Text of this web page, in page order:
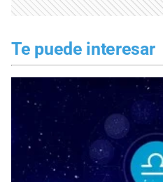
Te puede interesar